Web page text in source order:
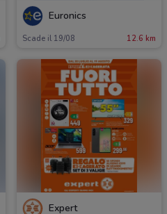
Euronics
Scade il 19/08 12.6 km
Expert